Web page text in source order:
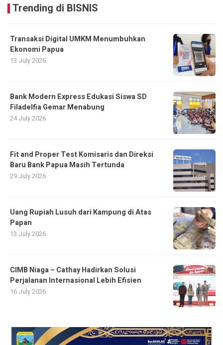
Trending di BISNIS
Transaksi Digital UMKM Menumbuhkan
Ekonomi Papua
13 July 2026
Bank Modern Express Edukasi Siswa SD
Filadelfia Gemar Menabung
24 July 2026
Fit and Proper Test Komisaris dan Direksi
Baru Bank Papua Masih Tertunda
29 July 2026
Uang Rupiah Lusuh dari Kampung di Atas
Papan
13 July 2026
CIMB Niaga – Cathay Hadirkan Solusi
Perjalanan Internasional Lebih Efisien
16 July 2026